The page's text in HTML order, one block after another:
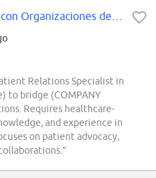
Relations Specialist in
to bridge (COMPANY
Requires healthcare-
and experience in
on patient advocacy,